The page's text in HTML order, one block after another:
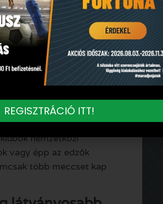
A klub-vb, a
már Ázsiában sem
láthatóan nemcsak
merre halad a sport,
az új piacok. Az ázsiai BL
szakmai tér.
hat. Hat az
nemzetközi
vagy épp az edzők
több meccset kap
REGISZTRÁCIÓ ITT!